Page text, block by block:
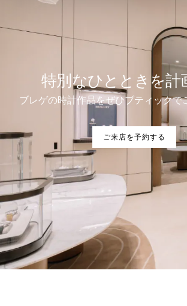
特別なひとときを計
ブレゲの時計作品をぜひブティックで
ご来店を予約する